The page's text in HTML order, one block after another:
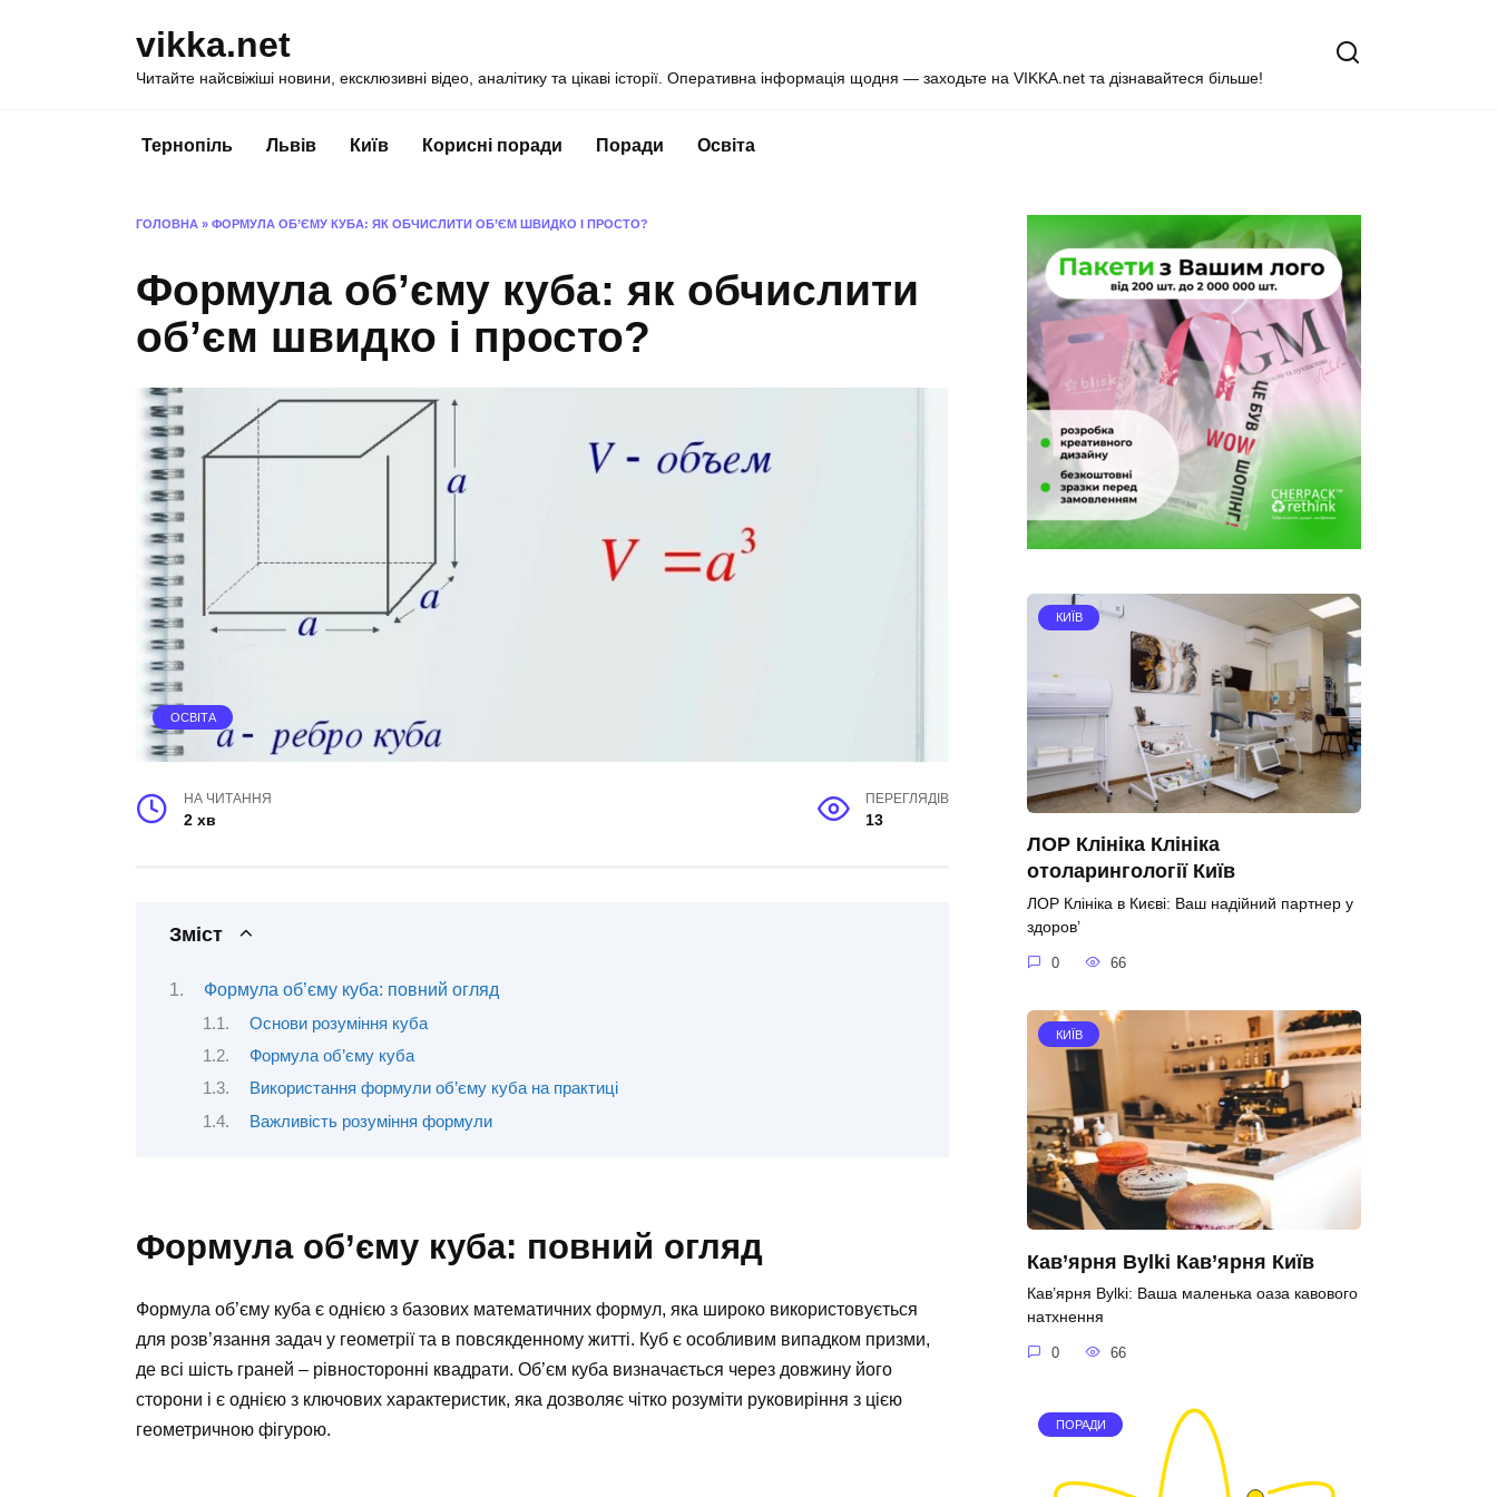
vikka.net
Читайте найсвіжіші новини, ексклюзивні відео, аналітику та цікаві історії. Оперативна інформація щодня — заходьте на VIKKA.net та дізнавайтеся більше!
Тернопіль Львів Київ Корисні поради Поради Освіта
ГОЛОВНА » ФОРМУЛА ОБ’ЄМУ КУБА: ЯК ОБЧИСЛИТИ ОБ’ЄМ ШВИДКО І ПРОСТО?
Формула об’єму куба: як обчислити
об’єм швидко і просто?
ОСВІТА
НА ЧИТАННЯ
2 хв
ПЕРЕГЛЯДІВ
13
Зміст
Формула об’єму куба: повний огляд
Основи розуміння куба
Формула об’єму куба
Використання формули об’єму куба на практиці
Важливість розуміння формули
Формула об’єму куба: повний огляд
Формула об’єму куба є однією з базових математичних формул, яка широко використовується
для розв’язання задач у геометрії та в повсякденному житті. Куб є особливим випадком призми,
де всі шість граней – рівносторонні квадрати. Об’єм куба визначається через довжину його
сторони і є однією з ключових характеристик, яка дозволяє чітко розуміти руковиріння з цією
геометричною фігурою.
КИЇВ
ЛОР Клініка Клініка
отоларингології Київ
ЛОР Клініка в Києві: Ваш надійний партнер у
здоров’
0 66
КИЇВ
Кав’ярня Bylki Кав’ярня Київ
Кав’ярня Bylki: Ваша маленька оаза кавового
натхнення
0 66
ПОРАДИ